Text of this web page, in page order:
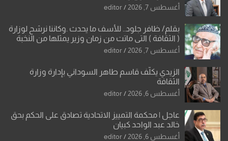
أغسطس 7, 2026 editor
بقلم/ ظافر جلود.. للأسف ما يحدث .وكاننا نرشح لوزارة
( الثقافة ) التي ماتت من زمان وزير يمثلها من النخبة
والإرث العظيم للثقافة العراقية..
أغسطس 7, 2026 editor
الزيدي يكلّف قاسم طاهر السوداني بإدارة وزارة
الثقافة
أغسطس 6, 2026 editor
عاجل | محكمة التمييز الاتحادية تصادق على الحكم بحق
خالد عبد الواحد كبيان
أغسطس 6, 2026 editor